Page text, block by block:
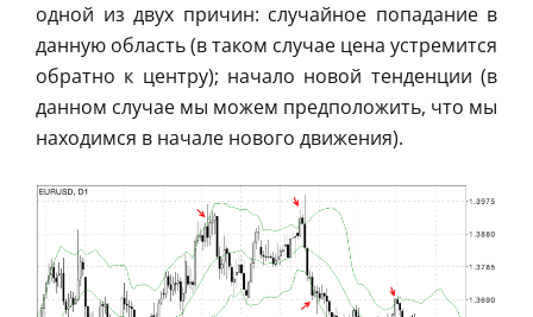
одной из двух причин: случайное попадание в
данную область (в таком случае цена устремится
обратно к центру); начало новой тенденции (в
данном случае мы можем предположить, что мы
находимся в начале нового движения).